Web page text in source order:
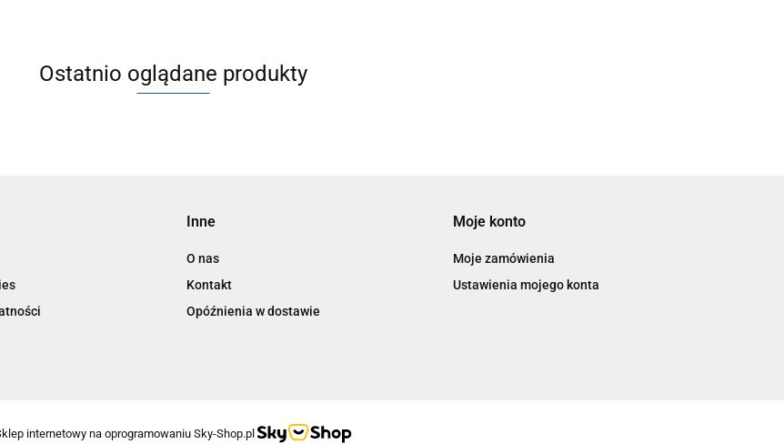
Ostatnio oglądane produkty
Inne
O nas
Kontakt
Opóźnienia w dostawie
Moje konto
Moje zamówienia
Ustawienia mojego konta
internetowy na oprogramowaniu Sky-Shop.pl